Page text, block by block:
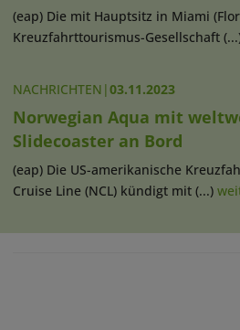
(eap) Die mit Hauptsitz in Miami
Kreuzfahrttourismus-Gesellschaft
NACHRICHTEN |03.11.2023
Norwegian Aqua mit
Slidecoaster an Bord
(eap) Die US-amerikanische
Cruise Line (NCL) kündigt mit (...)